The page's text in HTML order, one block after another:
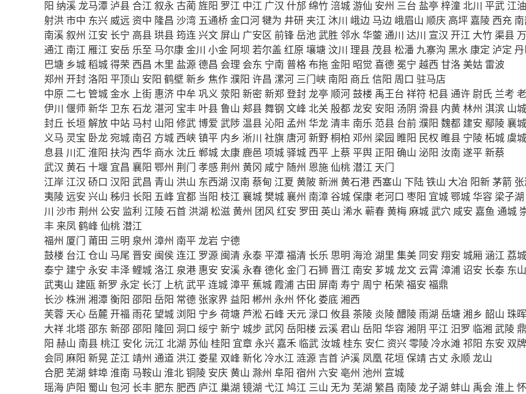
阳 纳溪龙马潭 泸县合江 叙永古蔺旌阳 罗江 中江 广汉 什邡 绵竹 涪城游仙 安州 三台 盐亭 梓潼北川 平武 江油
射洪市中 东兴 威远 资中 隆昌 沙湾 五通桥金口河犍为 井研 夹江 沐川 峨边 马边 峨眉山 顺庆 高坪 嘉陵 西充
南溪叙州 江安 长宁 高县珙县筠连兴文 屏山 广安区 前锋岳池武胜 邻水华蓥 通川 达川 宣汉 开江 大竹 渠县
通江 南江 雁江 安岳 乐至 马尔康金川 小金 阿坝 若尔盖 红原 壤塘 汶川 理县 茂县松潘 九寨沟 黑水 康定 泸定
巴塘 乡城稻城得荣 西昌 木里 盐源德昌 会理 会东 宁南 普格布拖金阳 昭觉 喜德 冕宁 越西 甘洛 美姑 雷波
郑州 开封洛阳 平顶山 安阳 鹤壁新乡 焦作濮阳 许昌 漯河 三门峡 南阳 商丘 信阳 周口 驻马店
中原 二七 管城金水 上街 惠济 中牟巩义 荥阳 新密 新郑登封龙亭 顺河鼓楼 禹王台 祥符 杞县通许 尉氏 兰考
伊川 偃师新华 卫东 石龙湛河 宝丰 叶县鲁山 郏县舞钢 文峰 北关 殷都龙安 安阳 汤阴 滑县 内黄林州 淇滨 山城
封丘 长垣解放 中站 马村 山阳 修武博爱 武陟 温县沁阳 孟州 华龙清丰 南乐 范县 台前濮阳 魏都 建安 鄢陵襄城
义马 灵宝 卧龙宛城 南召 方城 西峡镇平 内乡 淅川 社旗 唐河新野桐柏 邓州 梁园 睢阳 民权 睢县 宁陵柘城 虞城
息县 川汇 淮阳 扶沟 西华 商水 沈丘 郸城 太康 鹿邑 项城驿城 西平 上蔡 平舆 正阳 确山 泌阳 汝南 遂平新蔡
武汉 黄石 十堰 宜昌 襄阳 鄂州 荆门 孝感荆州 黄冈 咸宁 随州 恩施仙桃潜江 天门
江岸 江汉 硚口 汉阳 武昌 青山 洪山 东西湖 汉南 蔡甸 江夏 黄陂 新洲 黄石港 西塞山 下陆铁山 大冶 阳新茅箭
夷陵远安 兴山 秭归 长阳 五峰 宜都 当阳 枝江 襄城樊城襄州 南漳谷城保康老河口 枣阳 宜城鄂城华容 梁子湖
川 沙市荆州 公安 监利 江陵石首 洪湖 松滋黄州 团风红安 罗田 英山 浠水蕲春黄梅麻城武穴 咸安 嘉鱼 通城
丰 来凤鹤峰 仙桃潜江
福州 厦门 莆田 三明 泉州 漳州 南平龙岩 宁德
鼓楼 台江 仓山 马尾 晋安 闽侯连江 罗源 闽清 永泰平潭福清 长乐 思明 海沧 湖里 集美 同安 翔安 城厢 涵江 荔城
泰宁 建宁 永安 丰泽鲤城洛江 泉港 惠安 安溪 永春德化金门 石狮 晋江 南安 芗城龙文 云霄 漳浦诏安 长泰 东山
武夷山 建瓯新罗 永定 长汀 上杭武平连城 漳平 蕉城 霞浦古田 屏南 寿宁 周宁 柘荣 福安 福鼎
长沙株洲 湘潭衡阳 邵阳 岳阳 常德 张家界 益阳 郴州 永州 怀化 娄底湘西
芙蓉 天心岳麓开福 雨花望城 浏阳 宁乡 荷塘 芦淞石峰 天元 渌口 攸县茶陵 炎陵醴陵雨湖 岳塘湘乡 韶山 珠晖
大祥北塔邵东 新邵邵阳 隆回 洞口 绥宁 新宁 城步 武冈 岳阳楼 云溪君山 岳阳 华容湘阴 平江 汨罗 临湘 武陵
阳 赫山 南县桃江 安化沅江 北湖 苏仙 桂阳 宜章 永兴 嘉禾 临武 汝城桂东 安仁 资兴零陵 冷水滩 祁阳 东安 双牌
会同 麻阳 新晃 芷江 靖州 通道 洪江 娄星 双峰 新化 冷水江 涟源 吉首 泸溪 凤凰 花垣保靖古丈 永顺龙山
合肥 芜湖 蚌埠淮南 马鞍山 淮北铜陵 安庆黄山 滁州 阜阳 宿州 六安 亳州 池州 宣城
瑶海 庐阳 蜀山 包河 长丰 肥东 肥西 庐江 巢湖 镜湖 弋江 鸠江 三山 无为 芜湖 繁昌 南陵龙子湖 蚌山 禹会淮上